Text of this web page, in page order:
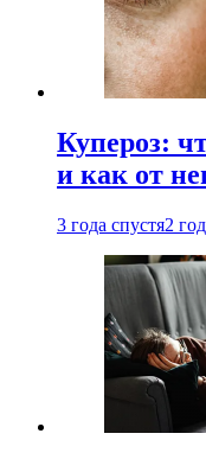
Купероз:
и как от
3 года спустя2